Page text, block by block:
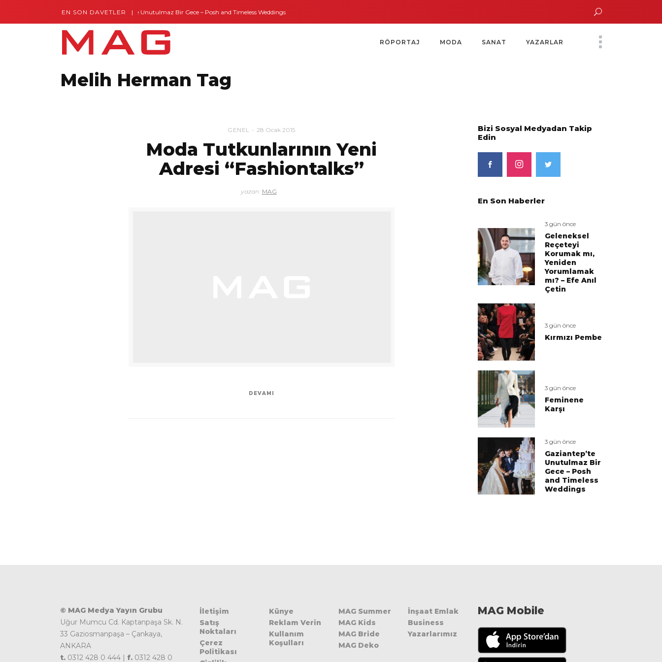
EN SON DAVETLERGaziantep’te Unutulmaz Bir Gece – Posh and Timeless Weddings Yoko Ono Sergisi Özel Bir Davetle Açıldı
RÖPORTAJ MODA SANAT YAZARLAR
Melih Herman Tag
GENEL 28 Ocak 2015
Moda Tutkunlarının Yeni
Adresi “Fashiontalks”
yazan: MAG
DEVAMI
Bizi Sosyal Medyadan Takip
Edin
En Son Haberler
3 gün önce
Geleneksel
Reçeteyi
Korumak mı,
Yeniden
Yorumlamak
mı? – Efe Anıl
Çetin
3 gün önce
Kırmızı Pembe
3 gün önce
Feminene
Karşı
3 gün önce
Gaziantep’te
Unutulmaz Bir
Gece – Posh
and Timeless
Weddings
© MAG Medya Yayın Grubu
Uğur Mumcu Cd. Kaptanpaşa Sk. N.
33 Gaziosmanpaşa – Çankaya,
ANKARA
t. 0312 428 0 444 | f. 0312 428 0
İletişim
Satış
Noktaları
Çerez
Politikası
Künye
Reklam Verin
Kullanım
Koşulları
MAG Summer
MAG Kids
MAG Bride
MAG Deko
İnşaat Emlak
Business
Yazarlarımız
MAG Mobile